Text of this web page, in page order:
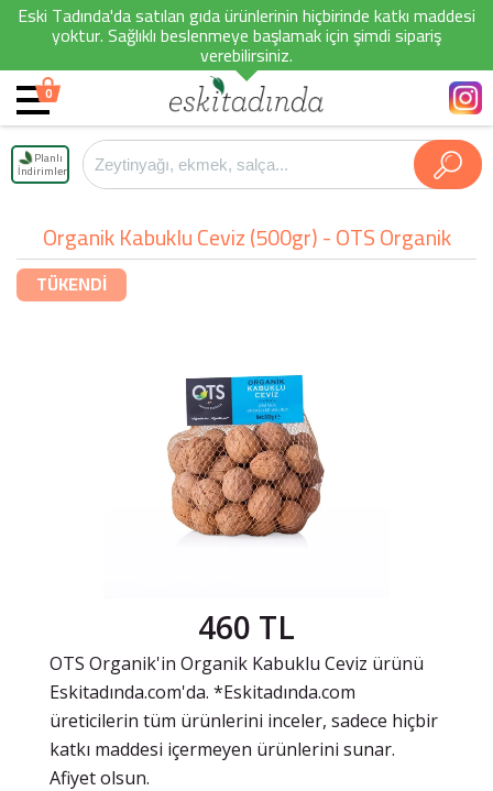
Eski Tadında'da satılan gıda ürünlerinin hiçbirinde katkı maddesi
yoktur. Sağlıklı beslenmeye başlamak için şimdi sipariş
verebilirsiniz.
0
Planlı
İndirimler
Organik Kabuklu Ceviz (500gr) - OTS Organik
TÜKENDİ
460 TL
OTS Organik'in Organik Kabuklu Ceviz ürünü
Eskitadında.com'da. *Eskitadında.com
üreticilerin tüm ürünlerini inceler, sadece hiçbir
katkı maddesi içermeyen ürünlerini sunar.
Afiyet olsun.